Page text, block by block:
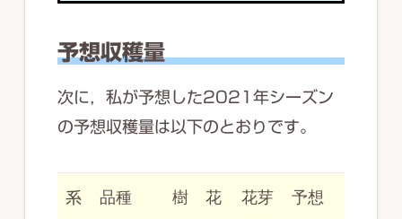
予想収穫量
次に，私が予想した2021年シーズン
の予想収穫量は以下のとおりです。
系
品種
樹
花
花芽
予想